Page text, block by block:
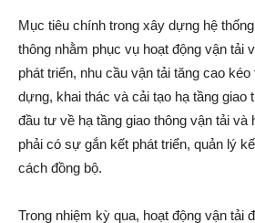
Mục tiêu chính trong xây dựng hệ
thông nhằm phục vụ hoạt động vận tải
phát triển, nhu cầu vận tải tăng cao
dựng, khai thác và cải tạo hạ tầng giao
đầu tư về hạ tầng giao thông vận tải và
phải có sự gắn kết phát triển, quản lý
cách đồng bộ.
Trong nhiệm kỳ qua, hoạt động vận tải